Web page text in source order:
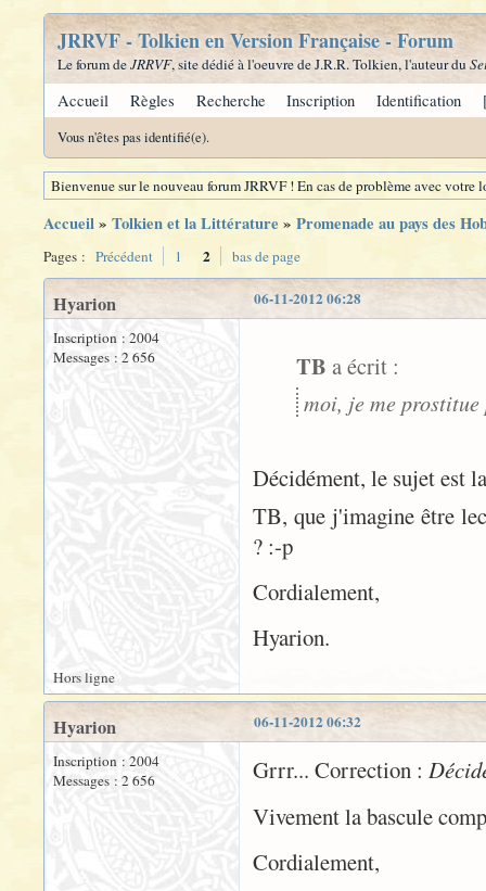
JRRVF - Tolkien en Version Française - Forum
Le forum deJRRVF, site dédié à l'oeuvre de J.R.R. Tolkien, l'auteur du
Accueil Règles Recherche Inscription Identification
Vous n'êtes pas identifié(e).
Bienvenue sur le nouveau forum JRRVF ! En cas de problème avec
Accueil» Tolkien et la Littérature » Promenade au pays des
Pages : Précédent 1 2 bas de page
06-11-2012 06:28
Hyarion
Inscription : 2004
Messages : 2 656
TB a écrit :
moi, je me prostitue
Décidément, le sujet est
TB, que j'imagine être
? :-p
Cordialement,
Hyarion.
Hors ligne
06-11-2012 06:32
Hyarion
Inscription : 2004
Messages : 2 656
Grrr... Correction :
Vivement la bascule
Cordialement,